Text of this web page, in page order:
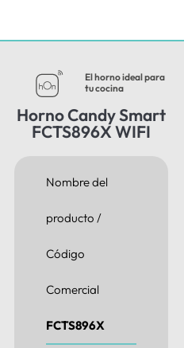
El horno ideal para
tu cocina
Horno Candy Smart
FCTS896X WIFI
Nombre del
producto /
Código
Comercial
FCTS896X